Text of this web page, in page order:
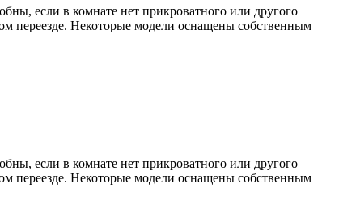
если в комнате нет прикроватного или другого
переезде. Некоторые модели оснащены собственным
если в комнате нет прикроватного или другого
переезде. Некоторые модели оснащены собственным